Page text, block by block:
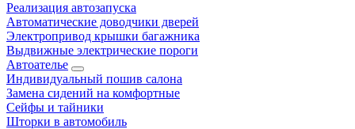
Реализация автозапуска
Автоматические доводчики дверей
Электропривод крышки багажника
Выдвижные электрические пороги
Автоателье
Индивидуальный пошив салона
Замена сидений на комфортные
Сейфы и тайники
Шторки в автомобиль